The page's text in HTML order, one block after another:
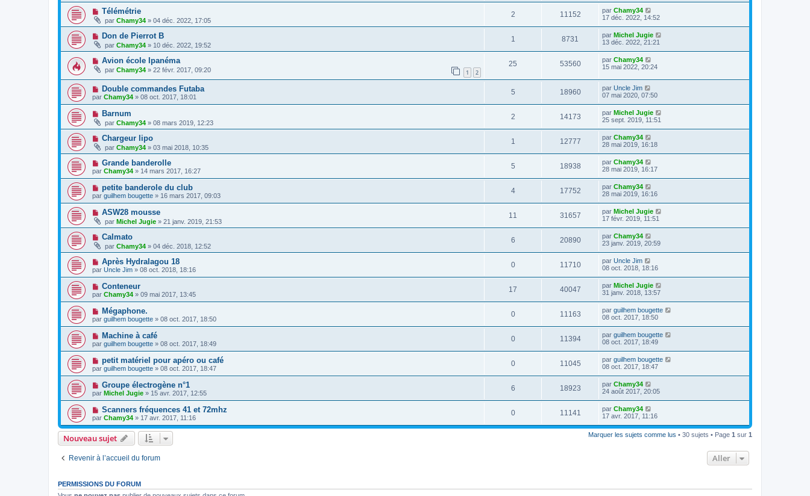
Télémétrie
par Chamy34 » 04 déc. 2022, 17:05
2 11152 par Chamy34
17 déc. 2022, 14:52
Don de Pierrot B
par Chamy34 » 10 déc. 2022, 19:52
1 8731 par Michel Jugie
13 déc. 2022, 21:21
Avion école Ipanéma
par Chamy34 » 22 févr. 2017, 09:20 1 2
25 53560 par Chamy34
15 mai 2022, 20:24
Double commandes Futaba
par Chamy34 » 08 oct. 2017, 18:01
5 18960 par Uncle Jim
07 mai 2020, 07:50
Barnum
par Chamy34 » 08 mars 2019, 12:23
2 14173 par Michel Jugie
25 sept. 2019, 11:51
Chargeur lipo
par Chamy34 » 03 mai 2018, 10:35
1 12777 par Chamy34
28 mai 2019, 16:18
Grande banderolle
par Chamy34 » 14 mars 2017, 16:27
5 18938 par Chamy34
28 mai 2019, 16:17
petite banderole du club
par guilhem bougette » 16 mars 2017, 09:03
4 17752 par Chamy34
28 mai 2019, 16:16
ASW28 mousse
par Michel Jugie » 21 janv. 2019, 21:53
11 31657 par Michel Jugie
17 févr. 2019, 11:51
Calmato
par Chamy34 » 04 déc. 2018, 12:52
6 20890 par Chamy34
23 janv. 2019, 20:59
Après Hydralagou 18
par Uncle Jim » 08 oct. 2018, 18:16
0 11710 par Uncle Jim
08 oct. 2018, 18:16
Conteneur
par Chamy34 » 09 mai 2017, 13:45
17 40047 par Michel Jugie
31 janv. 2018, 13:57
Mégaphone.
par guilhem bougette » 08 oct. 2017, 18:50
0 11163 par guilhem bougette
08 oct. 2017, 18:50
Machine à café
par guilhem bougette » 08 oct. 2017, 18:49
0 11394 par guilhem bougette
08 oct. 2017, 18:49
petit matériel pour apéro ou café
par guilhem bougette » 08 oct. 2017, 18:47
0 11045 par guilhem bougette
08 oct. 2017, 18:47
Groupe électrogène n°1
par Michel Jugie » 15 avr. 2017, 12:55
6 18923 par Chamy34
24 août 2017, 20:05
Scanners fréquences 41 et 72mhz
par Chamy34 » 17 avr. 2017, 11:16
0 11141 par Chamy34
17 avr. 2017, 11:16
Nouveau sujet Marquer les sujets comme lus • 30 sujets • Page 1 sur 1
Revenir à l’accueil du forum Aller
PERMISSIONS DU FORUM